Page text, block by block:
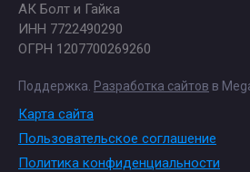
АК Болт и Гайка
ИНН 7722490290
ОГРН 1207700269260
Поддержка. Разработка сайтов в
Карта сайта
Пользовательское соглашение
Политика конфиденциальности